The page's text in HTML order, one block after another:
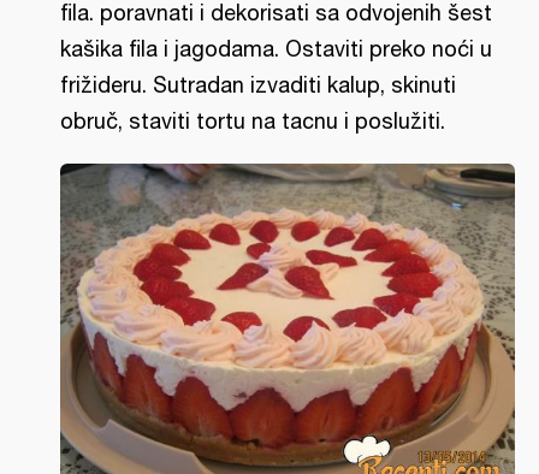
fila. poravnati i dekorisati sa odvojenih šest
kašika fila i jagodama. Ostaviti preko noći u
frižideru. Sutradan izvaditi kalup, skinuti
obruč, staviti tortu na tacnu i poslužiti.